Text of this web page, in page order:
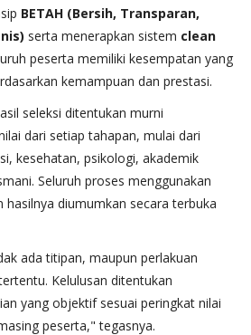
BETAH (Bersih, Transparan,
serta menerapkan sistem clean
peserta memiliki kesempatan yang
kemampuan dan prestasi.
seleksi ditentukan murni
dari setiap tahapan, mulai dari
kesehatan, psikologi, akademik
Seluruh proses menggunakan
diumumkan secara terbuka
ada titipan, maupun perlakuan
Kelulusan ditentukan
yang objektif sesuai peringkat nilai
peserta," tegasnya.